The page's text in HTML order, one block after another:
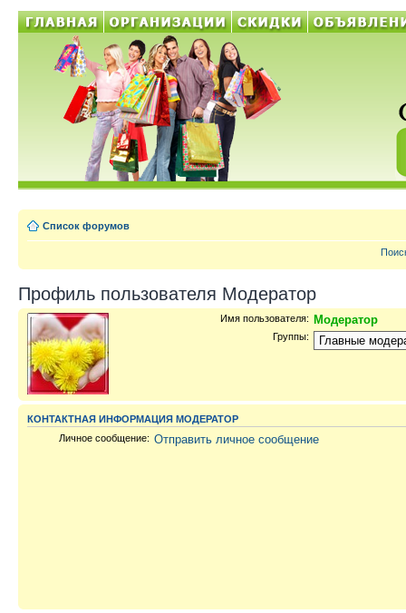
Список форумов
Профиль пользователя Модератор
Имя пользователя: Модератор
Группы:
КОНТАКТНАЯ ИНФОРМАЦИЯ МОДЕРАТОР
Личное сообщение: Отправить личное сообщение